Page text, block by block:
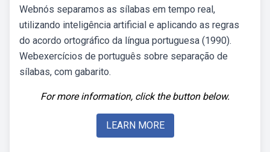
Webnós separamos as sílabas em tempo real,
utilizando inteligência artificial e aplicando as regras
do acordo ortográfico da língua portuguesa (1990).
Webexercícios de português sobre separação de
sílabas, com gabarito.
For more information, click the button below.
LEARN MORE